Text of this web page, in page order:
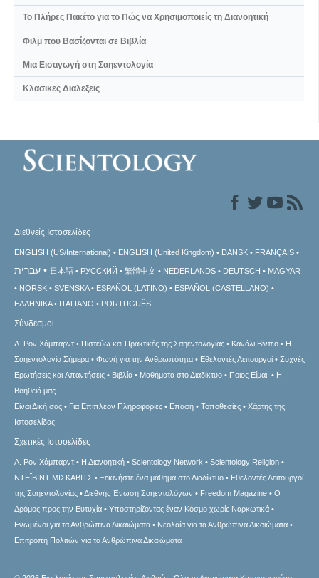
Το Πλήρες Πακέτο για το Πώς να Χρησιµοποιείς τη Διανοητική
Φιλμ που Βασίζονται σε Βιβλία
Μια Εισαγωγή στη Σαηεντολογία
Κλασικες Διαλεξεις
Διεθνείς Ιστοσελίδες
ENGLISH (US/International) ENGLISH (United Kingdom) DANSK FRANÇAIS
עברית 日本語 РУССКИЙ 繁體中文 NEDERLANDS DEUTSCH
MAGYAR
NORSK
SVENSKA ESPAÑOL (LATINO)
ESPAÑOL (CASTELLANO)
ΕΛΛΗΝΙΚA
ITALIANO PORTUGUÊS
Σύνδεσμοι
Λ. Ρον Χάμπαρντ Πιστεύω και Πρακτικές της Σαηεντολογίας Κανάλι Βίντεο
Η
Σαηεντολογία Σήμερα
Φωνή για την Ανθρωπότητα Εθελοντές Λειτουργοί
Συχνές
Ερωτήσεις και Απαντήσεις
Βιβλία Μαθήματα στο Διαδίκτυο Ποιος Είμαι;
Η
Βοήθειά μας
Είναι Δική σας
Για Επιπλέον Πληροφορίες Επαφή Τοποθεσίες
Χάρτης της
Ιστοσελίδας
Σχετικές Ιστοσελίδες
Λ. Ρον Χάμπαρντ Η Διανοητική Scientology Network
Scientology Religion
ΝΤΕΪΒΙΝΤ ΜΙΣΚAΒΙΤΣ
Ξεκινήστε ένα μάθημα στο Διαδίκτυο
Εθελοντές Λειτουργοί
της Σαηεντολογίας
Διεθνής Ένωση Σαηεντολόγων Freedom Magazine
Ο
Δρόμος προς την Ευτυχία
Υποστηρίζοντας έναν Κόσμο χωρίς Ναρκωτικά
Ενωµένοι για τα Ανθρώπινα Δικαιώµατα
Νεολαία για τα Ανθρώπινα Δικαιώματα
Επιτροπή Πολιτών για τα Ανθρώπινα Δικαιώματα